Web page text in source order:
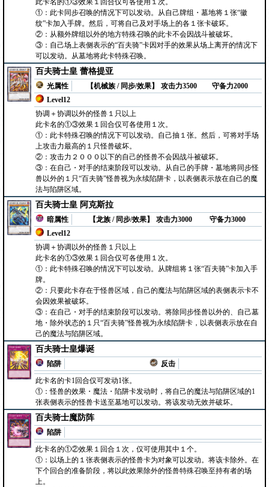
此卡名的①③效果１回合仅可各使用１次。
①：此卡同步召唤的情况下可以发动。从自己牌组・墓地将１张“徽
纹”卡加入手牌。然后，可将自己及对手场上的各１张卡破坏。
②：从额外牌组以外的地方特殊召唤的此卡不会因战斗被破坏。
③：自己场上表侧表示的“百夫骑”卡因对手的效果从场上离开的情况下
可以发动。从墓地将此卡特殊召唤。
百夫骑士皇 蕾格提亚
光属性
【机械族 / 同步/效果】
Level12
攻击力3500 守备力2000
协调＋协调以外的怪兽１只以上
此卡名的①③效果１回合仅可各使用１次。
①：此卡特殊召唤的情况下可以发动。自己抽１张。然后，可将对手场
上攻击力最高的１只怪兽破坏。
②：攻击力２０００以下的自己的怪兽不会因战斗被破坏。
③：在自己・对手的结束阶段可以发动。从自己的手牌・墓地将同步怪
兽以外的１只“百夫骑”怪兽视为永续陷阱卡，以表侧表示放在自己的魔
法与陷阱区域。
百夫骑士皇 阿克斯拉
暗属性
【龙族 / 同步/效果】
Level12
攻击力3000 守备力3000
协调＋协调以外的怪兽１只以上
此卡名的①③效果１回合仅可各使用１次。
①：此卡特殊召唤的情况下可以发动。从牌组将１张“百夫骑”卡加入手
牌。
②：只要此卡存在于怪兽区域，自己的魔法与陷阱区域的表侧表示卡不
会因效果被破坏。
③：在自己・对手的结束阶段可以发动。将除同步怪兽以外的、自己墓
地・除外状态的１只“百夫骑”怪兽视为永续陷阱卡，以表侧表示放在自
己的魔法与陷阱区域。
百夫骑士皇爆诞
陷阱
反击
此卡名的卡1回合仅可发动1张。
①：怪兽的效果・魔法・陷阱卡发动时，将自己的魔法与陷阱区域的1
张表侧表示的怪兽卡送至墓地可以发动。将该发动无效并破坏。
百夫骑士魔防阵
陷阱
此卡名的①②效果１回合１次，仅可使用其中１个。
①：以场上的１张表侧表示的怪兽卡为对象可以发动。将该卡除外。在
下个回合的准备阶段，将以此效果除外的怪兽特殊召唤至持有者的场
上。